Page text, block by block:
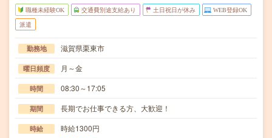
職種未経験OK 交通費別途支給あり 土日祝日が休み WEB登録OK
派遣
勤務地 滋賀県栗東市
曜日頻度 月～金
時間 08:30～17:05
期間 長期でお仕事できる方、大歓迎！
時給 時給1300円